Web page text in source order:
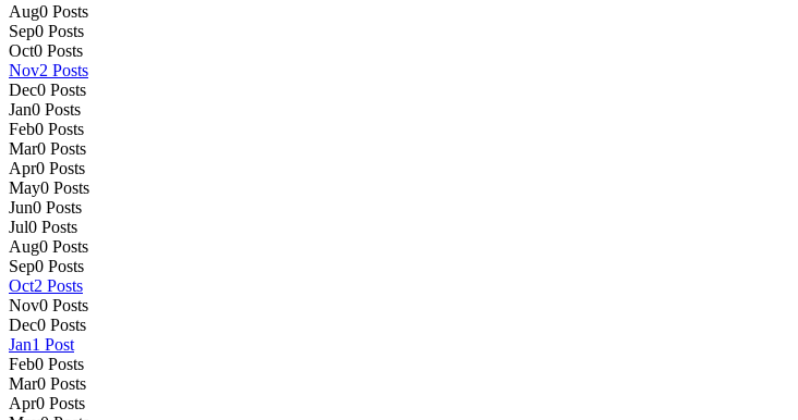
Aug0 Posts
Sep0 Posts
Oct0 Posts
Nov2 Posts
Dec0 Posts
Jan0 Posts
Feb0 Posts
Mar0 Posts
Apr0 Posts
May0 Posts
Jun0 Posts
Jul0 Posts
Aug0 Posts
Sep0 Posts
Oct2 Posts
Nov0 Posts
Dec0 Posts
Jan1 Post
Feb0 Posts
Mar0 Posts
Apr0 Posts